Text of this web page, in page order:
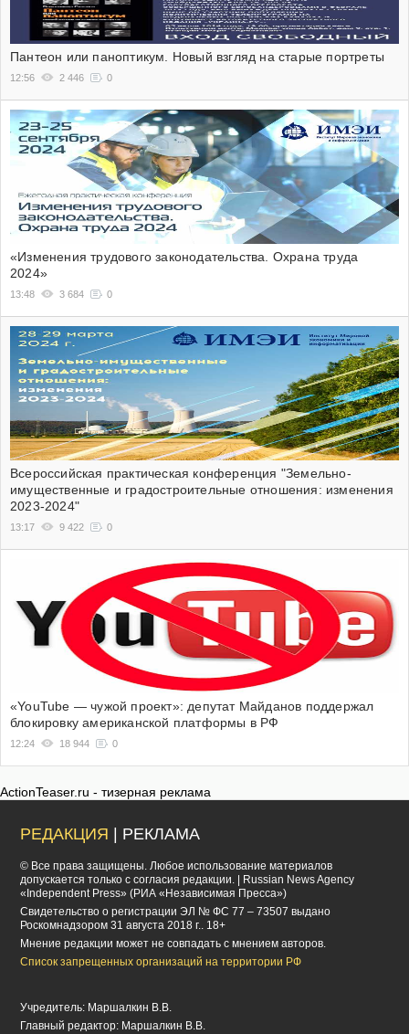
Пантеон или паноптикум. Новый взгляд на старые портреты
12:56 2 446 0
«Изменения трудового законодательства. Охрана труда
2024»
13:48 3 684 0
Всероссийская практическая конференция "Земельно-
имущественные и градостроительные отношения: изменения
2023-2024"
13:17 9 422 0
«YouTube — чужой проект»: депутат Майданов поддержал
блокировку американской платформы в РФ
12:24 18 944 0
ActionTeaser.ru - тизерная реклама
РЕДАКЦИЯ | РЕКЛАМА
© Все права защищены. Любое использование материалов
допускается только с согласия редакции. | Russian News Agency
«Independent Press» (РИА «Независимая Пресса»)
Cвидетельство о регистрации ЭЛ № ФС 77 – 73507 выдано
Роскомнадзором 31 августа 2018 г.. 18+
Мнение редакции может не совпадать с мнением авторов.
Список запрещенных организаций на территории РФ
Учредитель: Маршалкин В.В.
Главный редактор: Маршалкин В.В.